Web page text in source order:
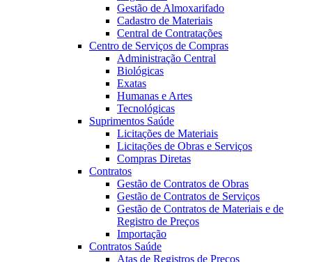
Gestão de Almoxarifado
Cadastro de Materiais
Central de Contratações
Centro de Serviços de Compras
Administração Central
Biológicas
Exatas
Humanas e Artes
Tecnológicas
Suprimentos Saúde
Licitações de Materiais
Licitações de Obras e Serviços
Compras Diretas
Contratos
Gestão de Contratos de Obras
Gestão de Contratos de Serviços
Gestão de Contratos de Materiais e de
Registro de Preços
Importação
Contratos Saúde
Atas de Registros de Preços